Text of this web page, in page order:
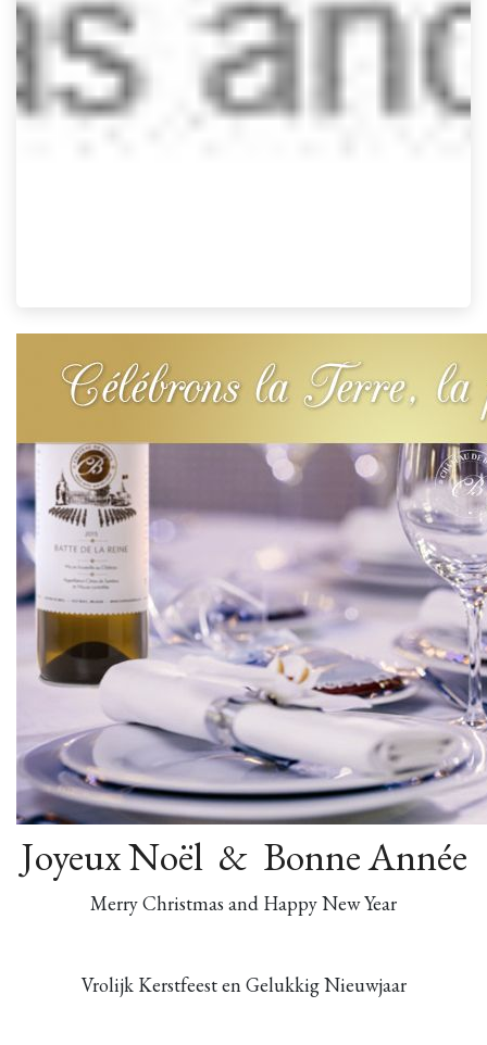
Joyeux Noël & Bonne Année
Merry Christmas and Happy New Year
Vrolijk Kerstfeesten Gelukkig Nieuwjaar